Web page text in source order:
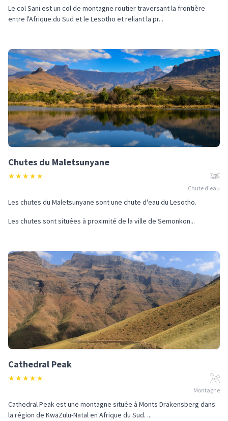
Le col Sani est un col de montagne routier traversant la frontière
entre l'Afrique du Sud et le Lesotho et reliant la pr...
Chutes du Maletsunyane
★★★★★
Chute d'eau
Les chutes du Maletsunyane sont une chute d'eau du Lesotho.
Les chutes sont situées à proximité de la ville de Semonkon...
Cathedral Peak
★★★★★
Montagne
Cathedral Peak est une montagne située à Monts Drakensberg dans
la région de KwaZulu-Natal en Afrique du Sud. ...